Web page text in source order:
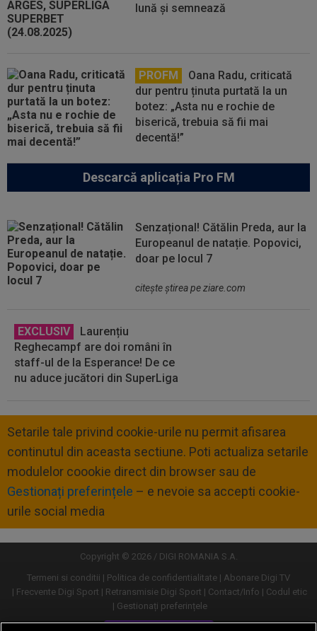
lună și semnează
PROFM
Oana Radu, criticată
dur pentru ținuta purtată la un
botez: „Asta nu e rochie de
biserică, trebuia să fii mai
decentă!”
Descarcă aplicația Pro FM
Senzațional! Cătălin Preda, aur la
Europeanul de natație. Popovici,
doar pe locul 7
citeşte ştirea pe ziare.com
EXCLUSIV
Laurențiu
Reghecampf are doi români în
staff-ul de la Esperance! De ce
nu aduce jucători din SuperLiga
Setarile tale privind cookie-urile nu permit afisarea
continutul din aceasta sectiune. Poti actualiza setarile
modulelor coookie direct din browser sau de
Gestionați preferințele – e nevoie sa accepti cookie-
urile social media
Copyright © 2026 / DIGI ROMANIA S.A.
Termeni si conditii
Politica de confidentialitate
Abonare Digi TV
Frecvente Digi Sport
Retransmisie Digi Sport Contact/Info
Codul etic
Gestionați preferințele